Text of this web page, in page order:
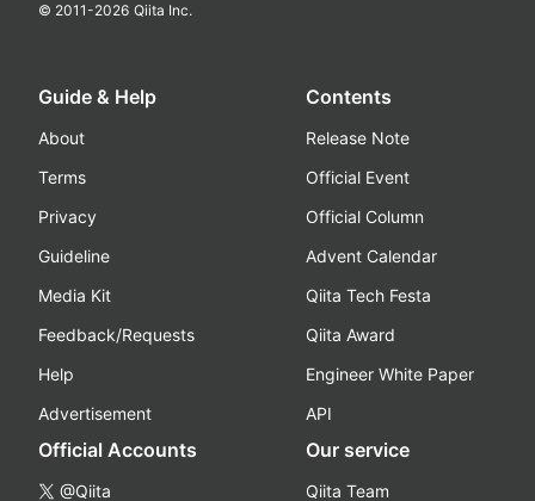
© 2011-2026 Qiita Inc.
Guide & Help
About
Terms
Privacy
Guideline
Media Kit
Feedback/Requests
Help
Advertisement
Contents
Release Note
Official Event
Official Column
Advent Calendar
Qiita Tech Festa
Qiita Award
Engineer White Paper
API
Official Accounts
@Qiita
Our service
Qiita Team